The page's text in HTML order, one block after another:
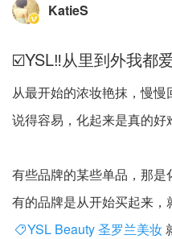
KatieS
☑️YSL‼️从里到外我都
从最开始的浓妆艳抹，慢慢
说得容易，化起来是真的好
有些品牌的某些单品，那是
有的品牌是从开始买起来，
YSL Beauty 圣罗兰美妆